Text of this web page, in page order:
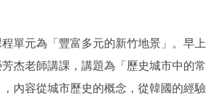
元為「豐富多元的新竹地景」。早上
杰老師講課，講題為「歷史城市中的常
內容從城市歷史的概念，從韓國的經驗